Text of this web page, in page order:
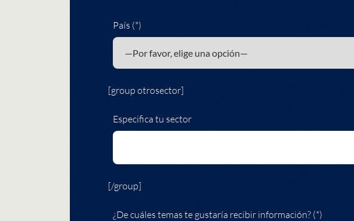
País (*)
[group otrosector]
Especifica tu sector
[/group]
¿De cuáles temas te gustaría recibir información? (*)